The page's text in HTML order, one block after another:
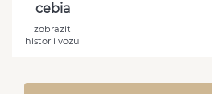
cebia
zobrazit
historii vozu